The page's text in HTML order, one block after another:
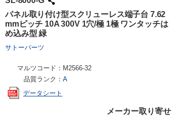
パネル取り付け型スクリューレス端子台 7.62
mmピッチ 10A 300V 1穴/極 1極 ワンタッチは
め込み型 緑
サトーパーツ
マルツコード： M2566-32
品質ランク： A
データシート
メーカー取り寄せ